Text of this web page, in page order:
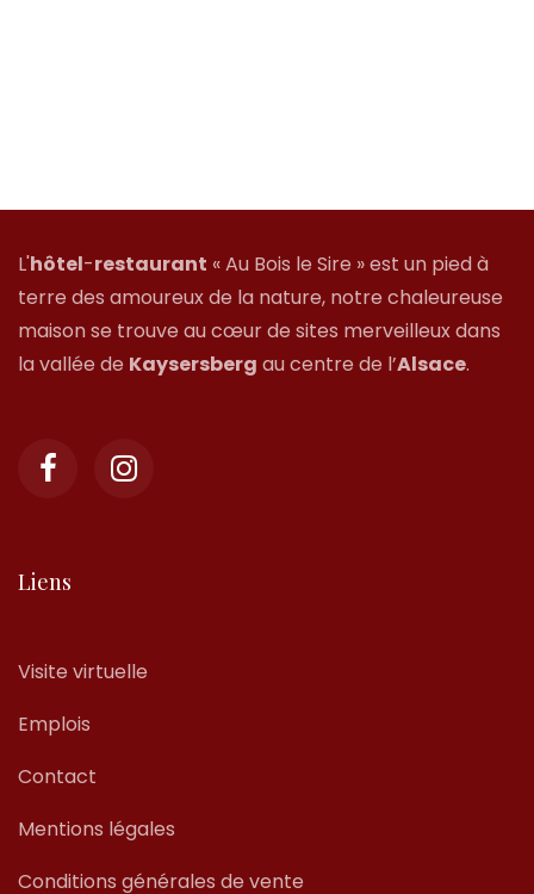
L'hôtel-restaurant « Au Bois le Sire » est un pied à
terre des amoureux de la nature, notre chaleureuse
maison se trouve au cœur de sites merveilleux dans
la vallée de Kaysersberg au centre de l’Alsace.
Liens
Visite virtuelle
Emplois
Contact
Mentions légales
Conditions générales de vente